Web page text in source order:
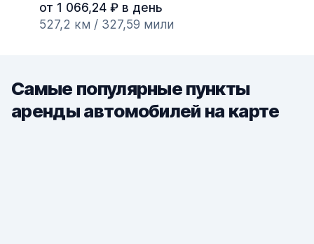
от 1 066,24 ₽ в день
527,2 км / 327,59 мили
Самые популярные пункты
аренды автомобилей на карте